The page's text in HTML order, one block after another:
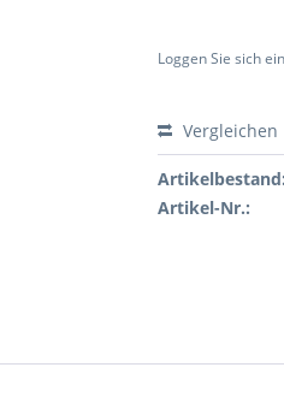
Loggen Sie sich
Vergleichen
Artikelbestand:
Artikel-Nr.: